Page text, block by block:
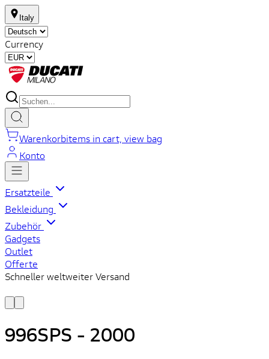
Italy
Currency
Warenkorbitems in cart, view bag
Konto
Ersatzteile
Bekleidung
Zubehör
Gadgets
Outlet
Offerte
Schneller weltweiter Versand
996SPS - 2000